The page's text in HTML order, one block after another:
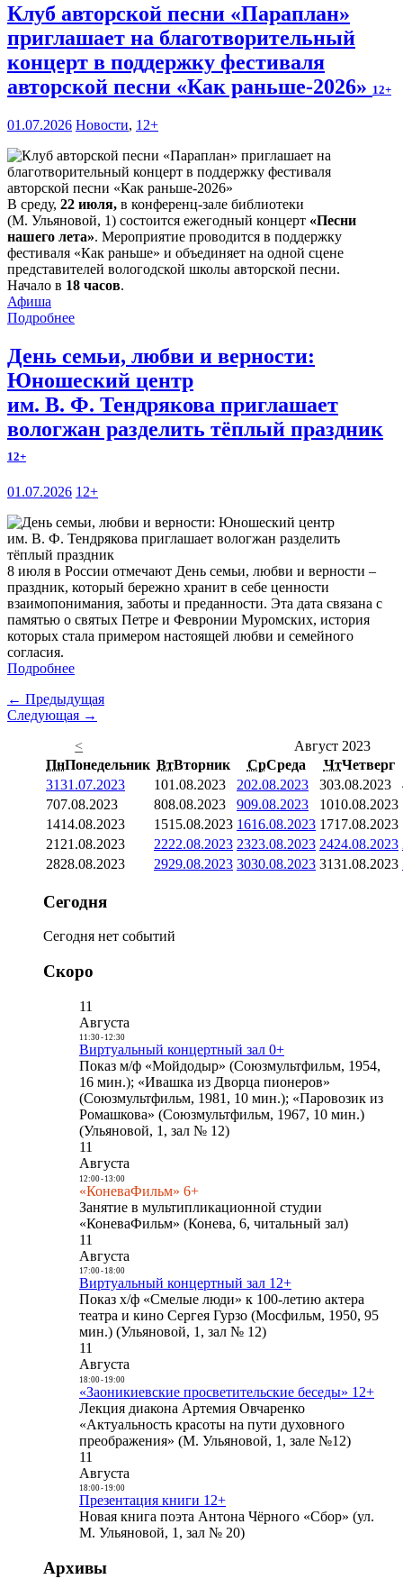
Клуб авторской песни «Параплан»
приглашает на благотворительный
концерт в поддержку фестиваля
авторской песни «Как раньше-2026» 12+
01.07.2026 Новости, 12+
В среду, 22 июля, в конференц-зале библиотеки
(М. Ульяновой, 1) состоится ежегодный концерт «Песни
нашего лета». Мероприятие проводится в поддержку
фестиваля «Как раньше» и объединяет на одной сцене
представителей вологодской школы авторской песни.
Начало в 18 часов.
Афиша
Подробнее
День семьи, любви и верности:
Юношеский центр
им. В. Ф. Тендрякова приглашает
вологжан разделить тёплый праздник
12+
01.07.2026 12+
8 июля в России отмечают День семьи, любви и верности –
праздник, который бережно хранит в себе ценности
взаимопонимания, заботы и преданности. Эта дата связана с
памятью о святых Петре и Февронии Муромских, история
которых стала примером настоящей любви и семейного
согласия.
Подробнее
← Предыдущая
Следующая →
<
Август 2023
ПнПонедельник ВтВторник СрСреда ЧтЧетверг
3131.07.2023 101.08.2023 202.08.2023 303.08.2023
707.08.2023 808.08.2023 909.08.2023 1010.08.2023
1414.08.2023 1515.08.2023 1616.08.2023 1717.08.2023
21 21.08.2023 2222.08.2023 2323.08.2023 2424.08.2023
2828.08.2023 2929.08.2023 3030.08.2023 3131.08.2023
Сегодня
Сегодня нет событий
Скоро
11
Августа
11:30- 12:30
Виртуальный концертный зал 0+
Показ м/ф «Мойдодыр» (Союзмультфильм, 1954,
16 мин.); «Ивашка из Дворца пионеров»
(Союзмультфильм, 1981, 10 мин.); «Паровозик из
Ромашкова» (Союзмультфильм, 1967, 10 мин.)
(Ульяновой, 1, зал № 12)
11
Августа
12:00- 13:00
«КоневаФильм» 6+
Занятие в мультипликационной студии
«КоневаФильм» (Конева, 6, читальный зал)
11
Августа
17:00- 18:00
Виртуальный концертный зал 12+
Показ х/ф «Смелые люди» к 100-летию актера
театра и кино Сергея Гурзо (Мосфильм, 1950, 95
мин.) (Ульяновой, 1, зал № 12)
11
Августа
18:00- 19:00
«Заоникиевские просветительские беседы» 12+
Лекция диакона Артемия Овчаренко
«Актуальность красоты на пути духовного
преображения» (М. Ульяновой, 1, зале №12)
11
Августа
18:00- 19:00
Презентация книги 12+
Новая книга поэта Антона Чёрного «Сбор» (ул.
М. Ульяновой, 1, зал № 20)
Архивы